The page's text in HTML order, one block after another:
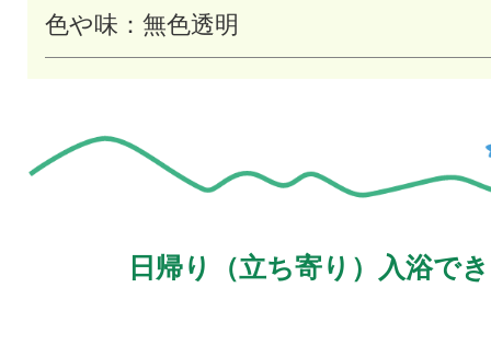
色や味：無色透明
日帰り（立ち寄り）入浴で